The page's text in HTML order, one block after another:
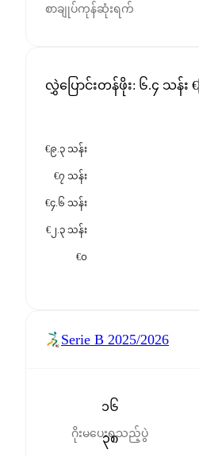
စာချုပ်ကုန်ဆုံးရက်
လွှဲပြောင်းတန်ဖိုး: ၆.၄ သန်း €
€၉.၃ သန်း
€၇ သန်း
€၄.၆ သန်း
€၂.၃ သန်း
€၀
Serie B 2025/2026
၁၆
ဂိုးမပေးရသည့်ပွဲ
၃၈